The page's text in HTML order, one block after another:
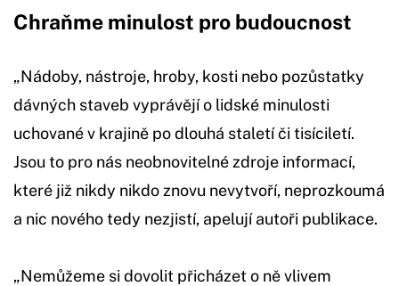
Chraňme minulost pro budoucnost
„Nádoby, nástroje, hroby, kosti nebo pozůstatky
dávných staveb vyprávějí o lidské minulosti
uchované v krajině po dlouhá staletí či tisíciletí.
Jsou to pro nás neobnovitelné zdroje informací,
které již nikdy nikdo znovu nevytvoří, neprozkoumá
a nic nového tedy nezjistí, apelují autoři publikace.
„Nemůžeme si dovolit přicházet o ně vlivem